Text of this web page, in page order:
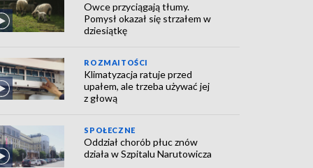
Owce przyciągają tłumy.
Pomysł okazał się strzałem w
dziesiątkę
ROZMAITOŚCI
Klimatyzacja ratuje przed
upałem, ale trzeba używać jej
z głową
SPOŁECZNE
Oddział chorób płuc znów
działa w Szpitalu Narutowicza